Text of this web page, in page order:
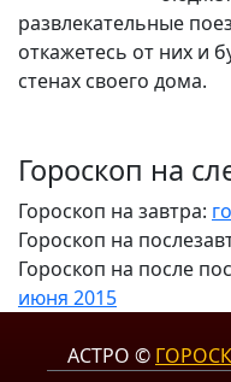
развлекательные
откажетесь от них и
стенах своего дома.
Гороскоп на
Гороскоп на завтра:
Гороскоп на
Гороскоп на после
июня 2015
АСТРО ©